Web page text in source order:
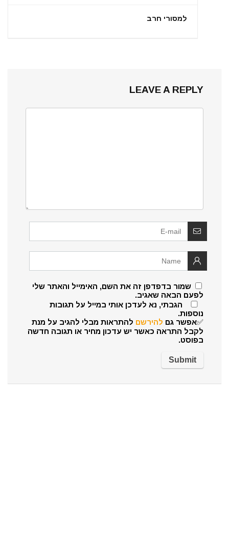
למסורי חרב
LEAVE A REPLY
שמור בדפדפן זה את השם, האימייל והאתר שלי
לפעם הבאה שאגיב.
הגבתי, נא לעדכן אותי במייל על תגובות
נוספות.
✅אפשר גם להירשם להתראות מבלי להגיב על מנת
לקבל התראה כאשר יש עדכון מחיר או תגובה חדשה
בפוסט.